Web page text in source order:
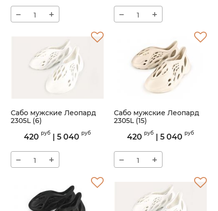
− + − +
Сабо мужские Леопард
2305L (6)
2305L
420 руб| 5 040 руб
− +
Сабо мужские Леопард
2305L (15)
2305L
420 руб| 5 040 руб
− +